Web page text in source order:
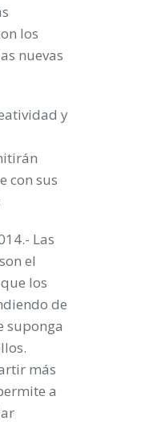
los
nuevas
y
con sus
Las
el
los
de
suponga
más
a